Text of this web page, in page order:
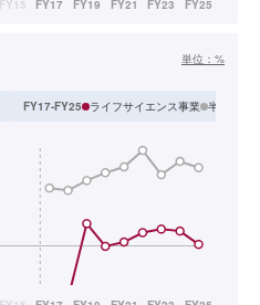
単位： %
FY17-FY25 ライフサイエンス事業 半導体・